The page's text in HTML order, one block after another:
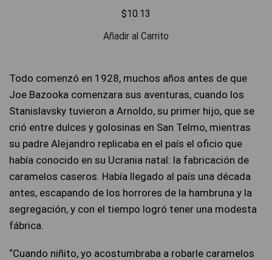
$10.13
Añadir al Carrito
Todo comenzó en 1928, muchos años antes de que
Joe Bazooka comenzara sus aventuras, cuando los
Stanislavsky tuvieron a Arnoldo, su primer hijo, que se
crió entre dulces y golosinas en San Telmo, mientras
su padre Alejandro replicaba en el país el oficio que
había conocido en su Ucrania natal: la fabricación de
caramelos caseros. Había llegado al país una década
antes, escapando de los horrores de la hambruna y la
segregación, y con el tiempo logró tener una modesta
fábrica.
“Cuando niñito, yo acostumbraba a robarle caramelos